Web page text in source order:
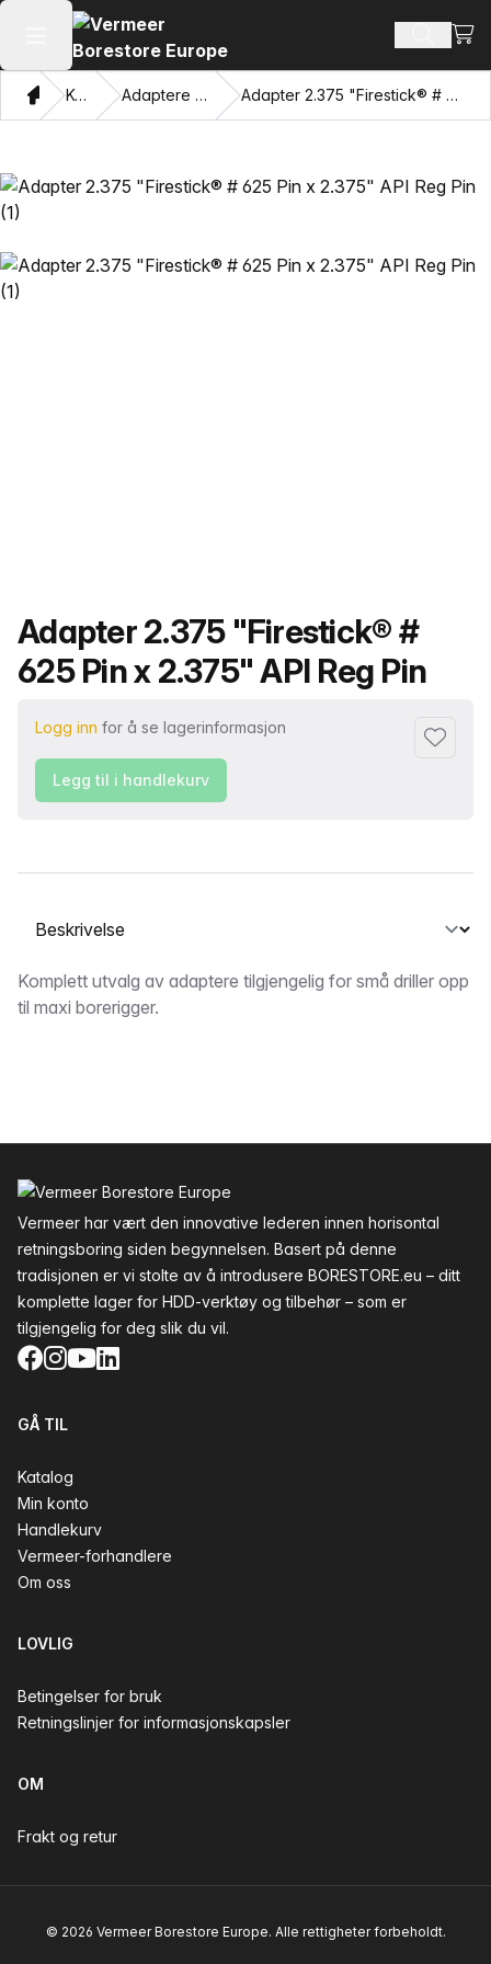
Åpne hovedmenyen SøkVis
HjemKatalog Adaptere og trekkøyne Adapter 2.375 "Firestick® # 625 Pin x 2.375" API Reg Pin
Produktnavn
Adapter 2.375 "Firestick® #
625 Pin x 2.375" API Reg Pin
Logg inn for å se lagerinformasjon
Legg til
Legg til i handlekurv
Velg en fane
Beskrivelse
Komplett utvalg av adaptere tilgjengelig for små driller opp
til maxi borerigger.
Vermeer har vært den innovative lederen innen horisontal
retningsboring siden begynnelsen. Basert på denne
tradisjonen er vi stolte av å introdusere BORESTORE.eu – ditt
komplette lager for HDD-verktøy og tilbehør – som er
tilgjengelig for deg slik du vil.
Facebook
Instagram
YouTube
LinkedIn
GÅ TIL
Katalog
Min konto
Handlekurv
Vermeer-forhandlere
Om oss
LOVLIG
Betingelser for bruk
Retningslinjer for informasjonskapsler
OM
Frakt og retur
© 2026 Vermeer Borestore Europe. Alle rettigheter forbeholdt.